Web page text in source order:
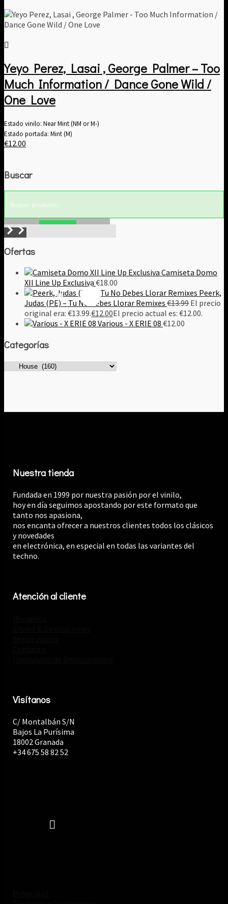
Yeyo Perez, Lasai , George Palmer – Too
Much Information / Dance Gone Wild /
One Love
Estado vinilo: Near Mint (NM or M-)
Estado portada: Mint (M)
€12.00
Buscar
Ofertas
Camiseta Domo
XII Line Up Exclusiva €18.00
Peerk,
Judas (PE) – Tu No Debes Llorar Remixes €13.99 El precio
original era: €13.99.€12.00El precio actual es: €12.00.
Various - X ERIE 08 €12.00
Categorías
Nuestra tienda
Fundada en 1999 por nuestra pasión por el vinilo,
hoy en día seguimos apostando por este formato que
tanto nos apasiona,
nos encanta ofrecer a nuestros clientes todos los clásicos
y novedades
en electrónica, en especial en todas las variantes del
techno.
Atención al cliente
Visítanos
C/ Montalbán S/N
Bajos La Purísima
18002 Granada
+34 675 58 82 52